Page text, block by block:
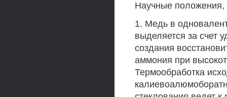
Научные
1. Медь в
выделяется за счет
создания
аммония при
Термообработка